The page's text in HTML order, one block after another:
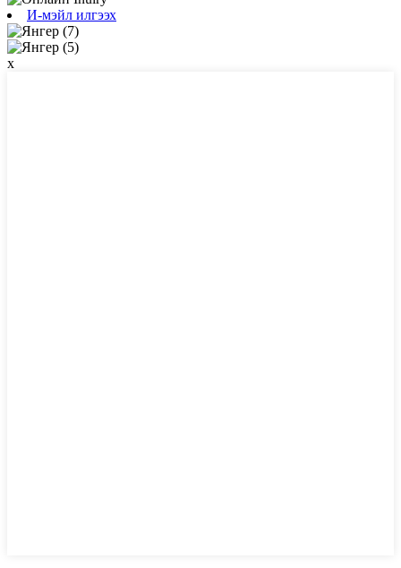
И-мэйл илгээх
x